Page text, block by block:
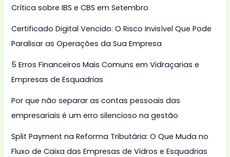
Crítica sobre IBS e CBS em Setembro
Certificado Digital Vencido: O Risco Invisível Que Pode
Paralisar as Operações da Sua Empresa
5 Erros Financeiros Mais Comuns em Vidraçarias e
Empresas de Esquadrias
Por que não separar as contas pessoais das
empresariais é um erro silencioso na gestão
Split Payment na Reforma Tributária: O Que Muda no
Fluxo de Caixa das Empresas de Vidros e Esquadrias